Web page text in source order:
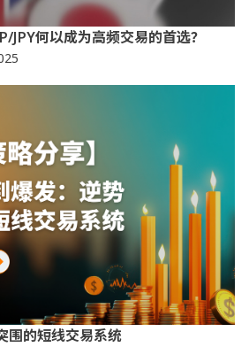
JPY何以成为高频交易的首选？
围的短线交易系统